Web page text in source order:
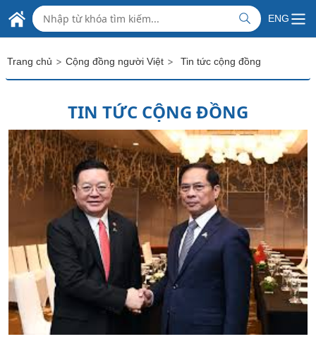
Skip to Main Content
ĐẠI SỨ QUÁN
CỘNG HÒA XÃ HỘI CHỦ NGHĨA VIỆT NAM
TẠI CỘNG HOÀ ẤN ĐỘ
ENG
Trang chủ > Cộng đồng người Việt > Tin tức cộng đồng
TIN TỨC CỘNG ĐỒNG